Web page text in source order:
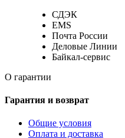
СДЭК
EMS
Почта России
Деловые Линии
Байкал-сервис
О гарантии
Гарантия и возврат
Общие условия
Оплата и доставка